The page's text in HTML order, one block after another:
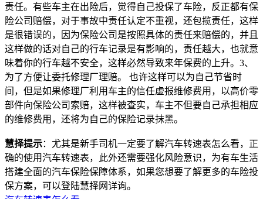
责任。有些车主在出险后，觉得自己投保了车险，反正都有保
险公司赔偿，对于事故中责任认定不重视，还包揽责任，这样
是很错误的，因为保险公司是按照具体的责任来赔偿的，并且
这样做的话对自己的行车记录是有影响的，责任越大，也就意
味着你的行车越不安全，这样必然导致来年保费的上升。3、
为了方便让委托修理厂理赔。 也许这样可以为自己节省时
间，但是如果修理厂利用车主的信任虚报维修费用，以高价零
部件向保险公司索赔，这样被查实，车主不但要自己承担相应
的维修费用，还将为自己的保险记录抹黑。
慧择提示：尤其是新手司机一定要了解汽车转速表怎么看，正
确的使用汽车转速表，此外还需要强化风险意识，为有车生活
搭建全面的汽车保险保障体系，如果您想要了解更多的车险投
保方案，可以登陆慧择网详询。